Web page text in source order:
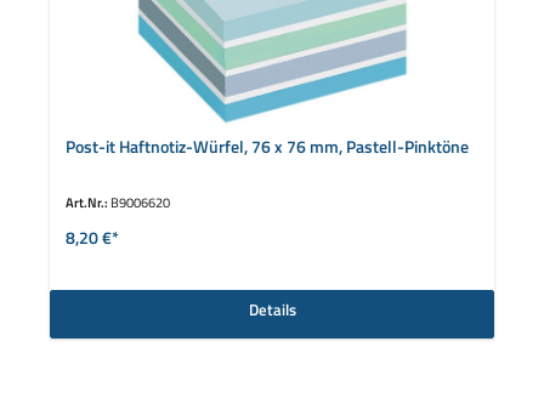
Post-it Haftnotiz-Würfel, 76 x 76 mm, Pastell-Pinktöne
Art.Nr.: B9006620
8,20 €*
Details